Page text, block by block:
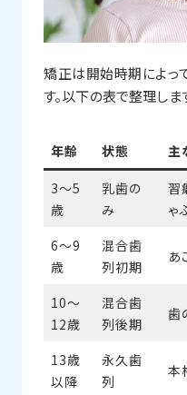
矯正は開始時期によっ
す。以下の表で整理しま
年齢 状態 主
3〜5
歳
乳歯の
み
習
ゃ
6〜9
歳
混合歯
列初期
あ
10〜
12歳
混合歯
列後期
歯
13歳
以降
永久歯
列
本